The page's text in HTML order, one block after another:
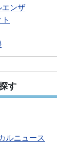
エンザ
す
ルニュース